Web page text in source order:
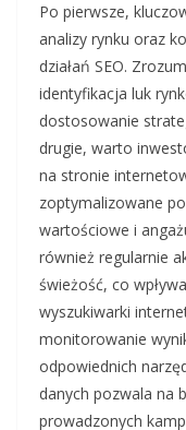
Po pierwsze,
analizy rynku oraz
działań SEO.
identyfikacja luk
dostosowanie
drugie, warto
na stronie
zoptymalizowane
wartościowe i
również regularnie
świeżość, co
wyszukiwarki
monitorowanie
odpowiednich
danych pozwala na
prowadzonych